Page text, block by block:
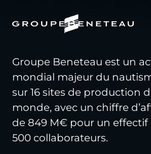
Groupe Beneteau est un
mondial majeur du
sur 16 sites de production
monde, avec un chiffre
de 849 M€ pour un effectif
500 collaborateurs.